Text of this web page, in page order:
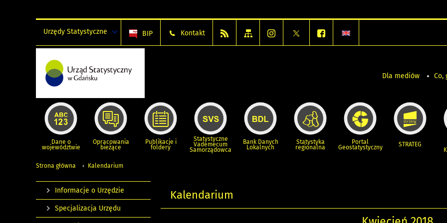
Urzędy Statystyczne BIP Kontakt
Dla mediów Co,
Dane o
województwie
Opracowania
bieżące
Publikacje i
foldery
Statystyczne
Vademecum
Samorządowca
Bank Danych
Lokalnych
Statystyka
regionalna
Portal
Geostatystyczny STRATEG
Strona główna Kalendarium
Kalendarium
Informacje o Urzędzie
Specjalizacja Urzędu